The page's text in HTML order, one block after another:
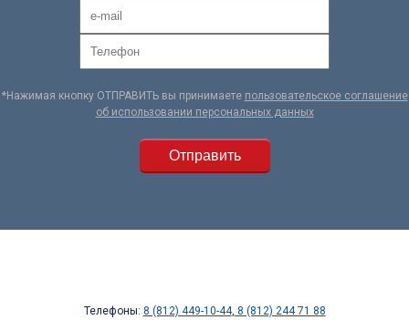
*Нажимая кнопку ОТПРАВИТЬ вы принимаете пользовательское соглашение
об использовании персональных данных
Телефоны: 8 (812) 449-10-44, 8 (812) 244 71 88